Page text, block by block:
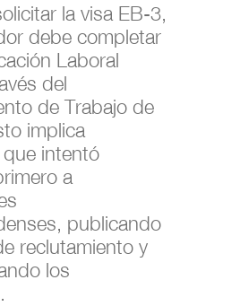
la visa EB-3,
debe completar
Laboral
del
de Trabajo de
implica
intentó
a
publicando
reclutamiento y
los